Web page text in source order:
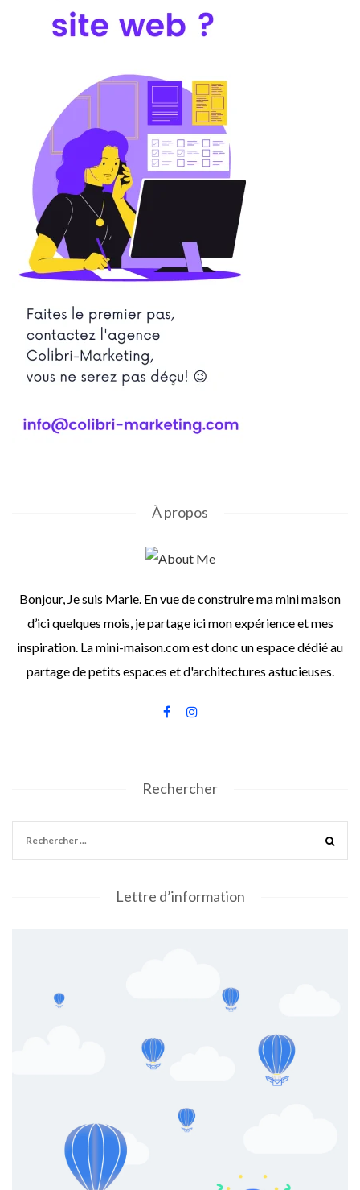
À propos
Bonjour, Je suis Marie. En vue de construire ma mini maison
d’ici quelques mois, je partage ici mon expérience et mes
inspiration. La mini-maison.com est donc un espace dédié au
partage de petits espaces et d'architectures astucieuses.
Rechercher
Lettre d’information